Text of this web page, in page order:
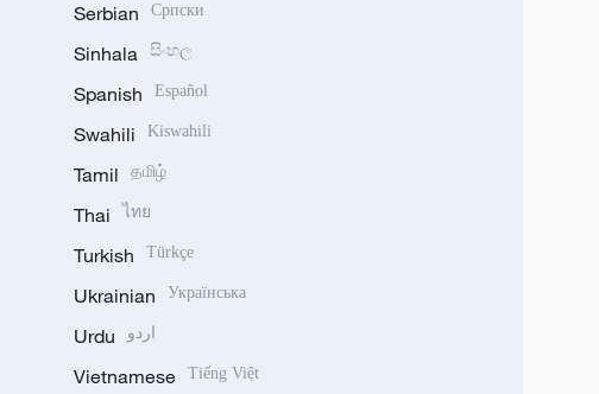
Serbian Српски
Sinhala සිංහල
Spanish Español
Swahili Kiswahili
Tamil தமிழ்
Thai ไทย
Turkish Türkçe
Ukrainian Українська
Urdu اردو
Vietnamese Tiếng Việt